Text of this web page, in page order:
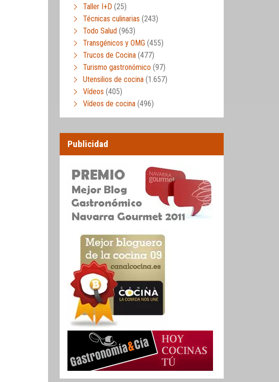
Taller I+D (25)
Técnicas culinarias (243)
Todo Salud (963)
Transgénicos y OMG (455)
Trucos de Cocina (477)
Turismo gastronómico (97)
Utensilios de cocina (1.657)
Vídeos (405)
Vídeos de cocina (496)
Publicidad